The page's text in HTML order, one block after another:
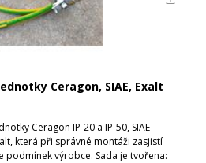
Ceragon, SIAE, Exalt
Ceragon IP-20 a IP-50, SIAE
která při správné montáži zasjistí
podmínek výrobce. Sada je tvořena: